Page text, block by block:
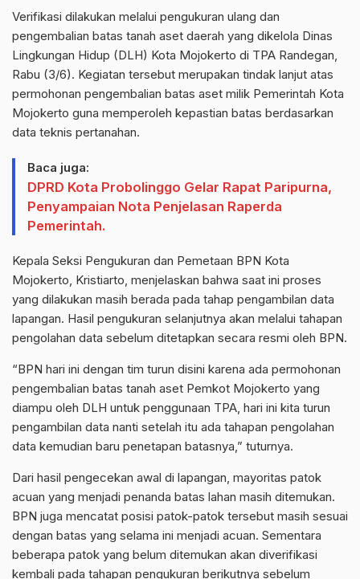
Verifikasi dilakukan melalui pengukuran ulang dan
pengembalian batas tanah aset daerah yang dikelola Dinas
Lingkungan Hidup (DLH) Kota Mojokerto di TPA Randegan,
Rabu (3/6). Kegiatan tersebut merupakan tindak lanjut atas
permohonan pengembalian batas aset milik Pemerintah Kota
Mojokerto guna memperoleh kepastian batas berdasarkan
data teknis pertanahan.
Baca juga:
DPRD Kota Probolinggo Gelar Rapat Paripurna,
Penyampaian Nota Penjelasan Raperda
Pemerintah.
Kepala Seksi Pengukuran dan Pemetaan BPN Kota
Mojokerto, Kristiarto, menjelaskan bahwa saat ini proses
yang dilakukan masih berada pada tahap pengambilan data
lapangan. Hasil pengukuran selanjutnya akan melalui tahapan
pengolahan data sebelum ditetapkan secara resmi oleh BPN.
“BPN hari ini dengan tim turun disini karena ada permohonan
pengembalian batas tanah aset Pemkot Mojokerto yang
diampu oleh DLH untuk penggunaan TPA, hari ini kita turun
pengambilan data nanti setelah itu ada tahapan pengolahan
data kemudian baru penetapan batasnya,” tuturnya.
Dari hasil pengecekan awal di lapangan, mayoritas patok
acuan yang menjadi penanda batas lahan masih ditemukan.
BPN juga mencatat posisi patok-patok tersebut masih sesuai
dengan batas yang selama ini menjadi acuan. Sementara
beberapa patok yang belum ditemukan akan diverifikasi
kembali pada tahapan pengukuran berikutnya sebelum